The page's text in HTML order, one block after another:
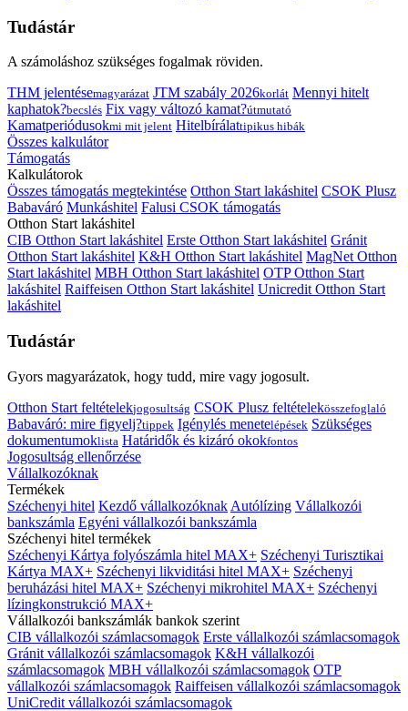
Tudástár
A számoláshoz szükséges fogalmak röviden.
THM jelentésemagyarázat JTM szabály 2026korlát Mennyi hitelt
kaphatok?becslés Fix vagy változó kamat?útmutató
Kamatperiódusokmi mit jelent Hitelbírálattipikus hibák
Összes kalkulátor
Támogatás
Kalkulátorok
Összes támogatás megtekintése Otthon Start lakáshitel CSOK Plusz
Babaváró Munkáshitel Falusi CSOK támogatás
Otthon Start lakáshitel
CIB Otthon Start lakáshitel Erste Otthon Start lakáshitel Gránit
Otthon Start lakáshitel K&H Otthon Start lakáshitel MagNet Otthon
Start lakáshitel MBH Otthon Start lakáshitel OTP Otthon Start
lakáshitel Raiffeisen Otthon Start lakáshitel Unicredit Otthon Start
lakáshitel
Tudástár
Gyors magyarázatok, hogy tudd, mire vagy jogosult.
Otthon Start feltételekjogosultság CSOK Plusz feltételekösszefoglaló
Babaváró: mire figyelj?tippek Igénylés menetelépések Szükséges
dokumentumoklista Határidők és kizáró okokfontos
Jogosultság ellenőrzése
Vállalkozóknak
Termékek
Széchenyi hitel Kezdő vállalkozóknak Autólízing Vállalkozói
bankszámla Egyéni vállalkozói bankszámla
Széchenyi hitel termékek
Széchenyi Kártya folyószámla hitel MAX+ Széchenyi Turisztikai
Kártya MAX+ Széchenyi likviditási hitel MAX+ Széchenyi
beruházási hitel MAX+ Széchenyi mikrohitel MAX+ Széchenyi
lízingkonstrukció MAX+
Vállalkozói bankszámlák bankok szerint
CIB vállalkozói számlacsomagok Erste vállalkozói számlacsomagok
Gránit vállalkozói számlacsomagok K&H vállalkozói
számlacsomagok MBH vállalkozói számlacsomagok OTP
vállalkozói számlacsomagok Raiffeisen vállalkozói számlacsomagok
UniCredit vállalkozói számlacsomagok